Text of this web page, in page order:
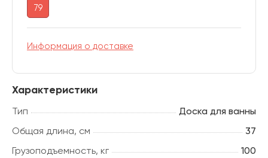
Характеристики
Тип
Доска для ванны
Общая длина, см
37
Грузоподъемность, кг
100
79
Информация о доставке